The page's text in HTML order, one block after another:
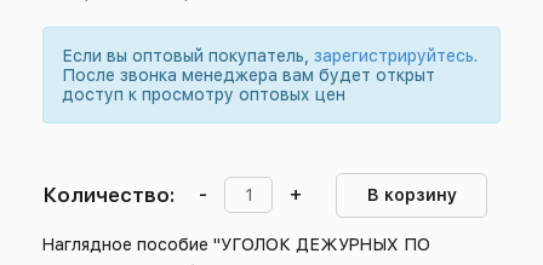
Если вы оптовый покупатель, зарегистрируйтесь.
После звонка менеджера вам будет открыт
доступ к просмотру оптовых цен
Количество: - + В корзину
Наглядное пособие "УГОЛОК ДЕЖУРНЫХ ПО